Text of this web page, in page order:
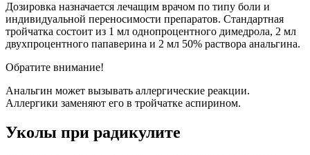
Дозировка назначается лечащим врачом по типу боли и
индивидуальной переносимости препаратов. Стандартная
тройчатка состоит из 1 мл однопроцентного димедрола, 2 мл
двухпроцентного папаверина и 2 мл 50% раствора анальгина.
Обратите внимание!
Анальгин может вызывать аллергические реакции.
Аллергики заменяют его в тройчатке аспирином.
Уколы при радикулите